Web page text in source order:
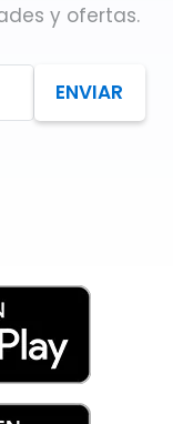
y ofertas.
ENVIAR